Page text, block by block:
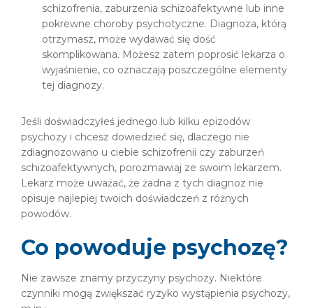
schizofrenia, zaburzenia schizoafektywne lub inne
pokrewne choroby psychotyczne. Diagnoza, którą
otrzymasz, może wydawać się dość
skomplikowana. Możesz zatem poprosić lekarza o
wyjaśnienie, co oznaczają poszczególne elementy
tej diagnozy.
Jeśli doświadczyłeś jednego lub kilku epizodów
psychozy i chcesz dowiedzieć się, dlaczego nie
zdiagnozowano u ciebie schizofrenii czy zaburzeń
schizoafektywnych, porozmawiaj ze swoim lekarzem.
Lekarz może uważać, że żadna z tych diagnoz nie
opisuje najlepiej twoich doświadczeń z różnych
powodów.
Co powoduje psychozę?
Nie zawsze znamy przyczyny psychozy. Niektóre
czynniki mogą zwiększać ryzyko wystąpienia psychozy,